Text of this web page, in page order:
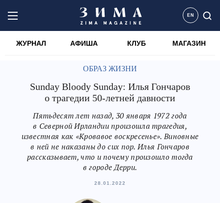
EN
ЖУРНАЛ АФИША КЛУБ МАГАЗИН
ОБРАЗ ЖИЗНИ
Sunday Bloody Sunday: Илья Гончаров
о трагедии 50-летней давности
Пятьдесят лет назад, 30 января 1972 года
в Северной Ирландии произошла трагедия,
известная как «Кровавое воскресенье». Виновные
в ней не наказаны до сих пор. Илья Гончаров
рассказывает, что и почему произошло тогда
в городе Дерри.
28.01.2022